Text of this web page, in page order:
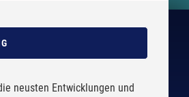
neusten Entwicklungen und